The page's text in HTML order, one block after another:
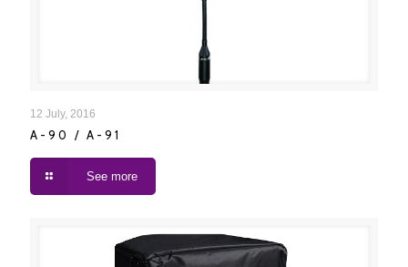
12 July, 2016
A-90 / A-91
See more